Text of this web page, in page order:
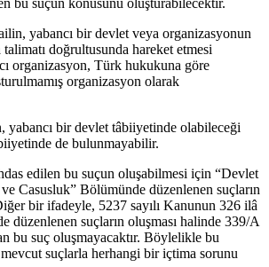
bu suçun konusunu oluşturabilecektir.
yabancı bir devlet veya organizasyonun
talimatı doğrultusunda hareket etmesi
organizasyon, Türk hukukuna göre
organizasyon olarak
yabancı bir devlet tâbiiyetinde olabileceği
de bulunmayabilir.
edilen bu suçun oluşabilmesi için “Devlet
ve Casusluk” Bölümünde düzenlenen suçların
bir ifadeyle, 5237 sayılı Kanunun 326 ilâ
düzenlenen suçların oluşması halinde 339/A
bu suç oluşmayacaktır. Böylelikle bu
suçlarla herhangi bir içtima sorunu